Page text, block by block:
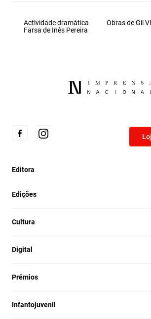
Actividade dramática
Farsa de Inês Pereira
Obras de Gil
Editora
Edições
Cultura
Digital
Prémios
Infantojuvenil